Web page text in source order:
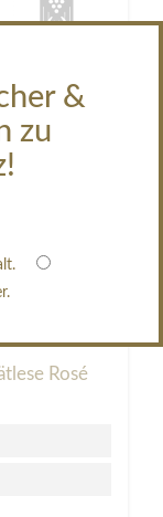
&
zu
Rosé